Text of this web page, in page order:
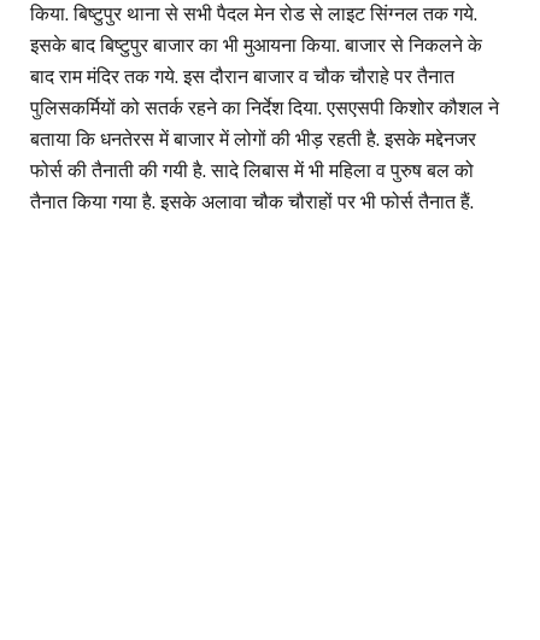
किया. बिष्टुपुर थाना से सभी पैदल मेन रोड से लाइट सिंग्नल तक गये.
इसके बाद बिष्टुपुर बाजार का भी मुआयना किया. बाजार से निकलने के
बाद राम मंदिर तक गये. इस दौरान बाजार व चौक चौराहे पर तैनात
पुलिसकर्मियों को सतर्क रहने का निर्देश दिया. एसएसपी किशोर कौशल ने
बताया कि धनतेरस में बाजार में लोगों की भीड़ रहती है. इसके मद्देनजर
फोर्स की तैनाती की गयी है. सादे लिबास में भी महिला व पुरुष बल को
तैनात किया गया है. इसके अलावा चौक चौराहों पर भी फोर्स तैनात हैं.